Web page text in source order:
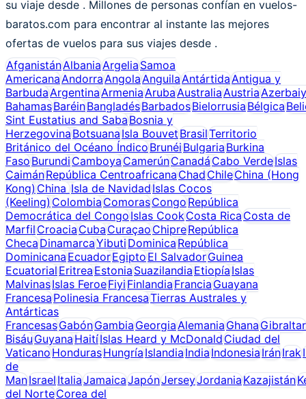
su viaje desde . Millones de personas confían en vuelos-
baratos.com para encontrar al instante las mejores
ofertas de vuelos para sus viajes desde .
AfganistánAlbaniaArgeliaSamoa
AmericanaAndorraAngolaAnguilaAntártidaAntigua y
BarbudaArgentinaArmeniaArubaAustraliaAustria
BahamasBaréinBangladésBarbadosBielorrusiaBélgica
Sint Eustatius and SabaBosnia y
HerzegovinaBotsuanaIsla BouvetBrasilTerritorio
Británico del Océano ÍndicoBrunéiBulgariaBurkina
FasoBurundiCamboyaCamerúnCanadáCabo VerdeIslas
CaimánRepública CentroafricanaChadChileChina (Hong
Kong)China Isla de NavidadIslas Cocos
(Keeling)ColombiaComorasCongoRepública
Democrática del CongoIslas CookCosta RicaCosta de
MarfilCroaciaCubaCuraçaoChipreRepública
ChecaDinamarcaYibutiDominicaRepública
DominicanaEcuadorEgiptoEl SalvadorGuinea
EcuatorialEritreaEstoniaSuazilandiaEtiopíaIslas
MalvinasIslas FeroeFiyiFinlandiaFranciaGuayana
FrancesaPolinesia FrancesaTierras Australes y
Antárticas
FrancesasGabónGambiaGeorgiaAlemaniaGhanaGibraltar
BisáuGuyanaHaitíIslas Heard y McDonaldCiudad del
VaticanoHondurasHungríaIslandiaIndiaIndonesiaIránIrak
de
ManIsraelItaliaJamaicaJapónJerseyJordaniaKazajistán
del NorteCorea del